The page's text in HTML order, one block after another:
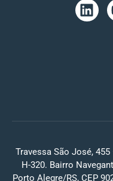
Travessa São José, 455
H-320. Bairro
Porto Alegre/RS, CEP